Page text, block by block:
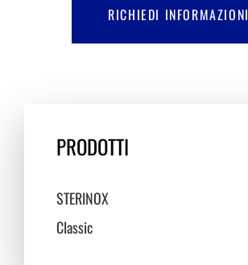
RICHIEDI INFORMAZIONI
PRODOTTI
STERINOX
Classic